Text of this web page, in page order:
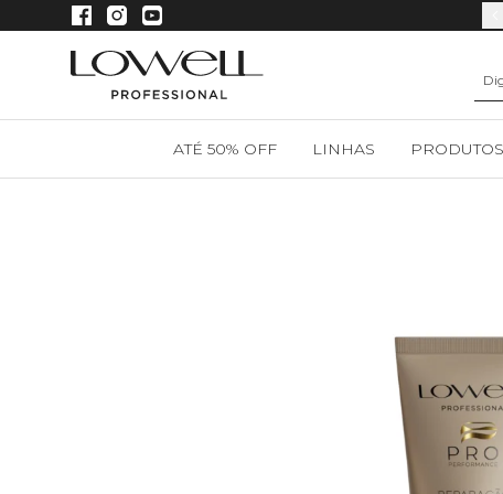
ATÉ 50% OFF LINHAS PRODUTOS